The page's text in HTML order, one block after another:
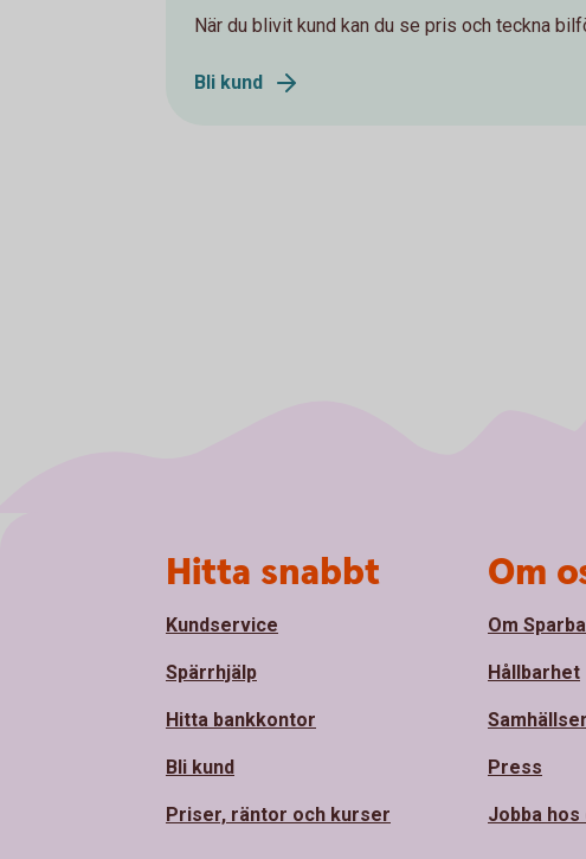
När du blivit kund kan du se pris och teckna
Bli kund
Hitta snabbt
Kundservice
Spärrhjälp
Hitta bankkontor
Bli kund
Priser, räntor och kurser
Om
Om
Hållbarhet
Press
Jobba hos